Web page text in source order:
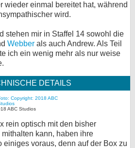
wieder einmal bereitet hat, während
wird.
stehen mir in Staffel 14 sowohl die
Webber als auch Andrew. Als Teil
ich ein wenig mehr als nur weise
DETAILS
ABC Studios
rein optisch mit den bisher
kann, haben ihre
einiges voraus, denn auf der Box zu